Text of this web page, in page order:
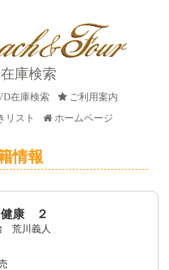
庫検索
在庫検索
ご利用案内
リスト ホームページ
情報
健康 ２
荒川義人